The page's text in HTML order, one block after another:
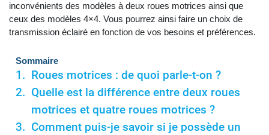
inconvénients des modèles à deux roues motrices ainsi que
ceux des modèles 4×4. Vous pourrez ainsi faire un choix de
transmission éclairé en fonction de vos besoins et préférences.
Sommaire
Roues motrices : de quoi parle-t-on ?
Quelle est la différence entre deux roues
motrices et quatre roues motrices ?
Comment puis-je savoir si je possède un